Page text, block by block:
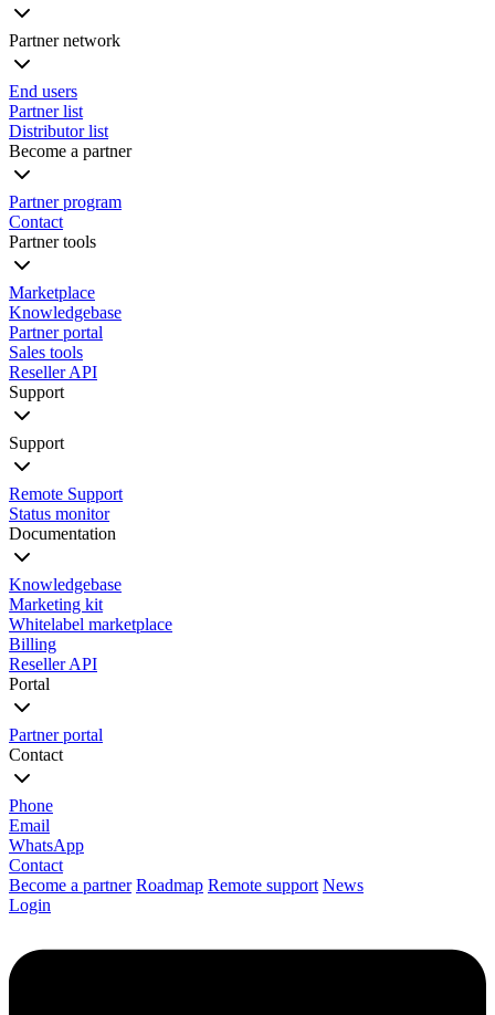
Partner network
End users
Partner list
Distributor list
Become a partner
Partner program
Contact
Partner tools
Marketplace
Knowledgebase
Partner portal
Sales tools
Reseller API
Support
Support
Remote Support
Status monitor
Documentation
Knowledgebase
Marketing kit
Whitelabel marketplace
Billing
Reseller API
Portal
Partner portal
Contact
Phone
Email
WhatsApp
Contact
Become a partner Roadmap Remote support News
Login